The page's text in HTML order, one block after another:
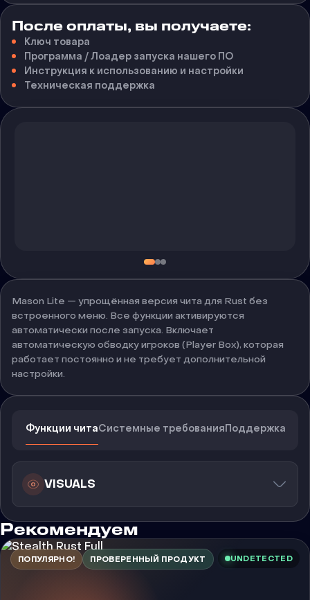
После оплаты, вы получаете:
Ключ товара
Программа / Лоадер запуска нашего ПО
Инструкция к использованию и настройки
Техническая поддержка
Mason Lite — упрощённая версия чита для Rust без
встроенного меню. Все функции активируются
автоматически после запуска. Включает
автоматическую обводку игроков (Player Box), которая
работает постоянно и не требует дополнительной
настройки.
Функции читаСистемные требованияПоддержка
VISUALS
Рекомендуем
ПОПУЛЯРНО! ПРОВЕРЕННЫЙ ПРОДУКТ UNDETECTED